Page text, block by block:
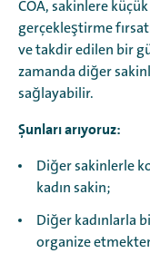
COA, sakinlere
gerçekleştirme
ve takdir edilen bir
zamanda diğer
sağlayabilir.
Şunları arıyoruz:
Diğer sakinlerle
kadın sakin;
Diğer kadınlarla
organize